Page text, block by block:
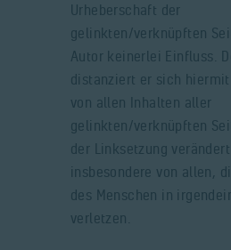
Urheberschaft der
gelinkten/verknüpften
Autor keinerlei Einfluss.
distanziert er sich
von allen Inhalten aller
gelinkten/verknüpften
der Linksetzung
insbesondere von allen,
des Menschen in
verletzen.